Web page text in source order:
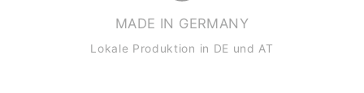
MADE IN GERMANY
Lokale Produktion in DE und AT